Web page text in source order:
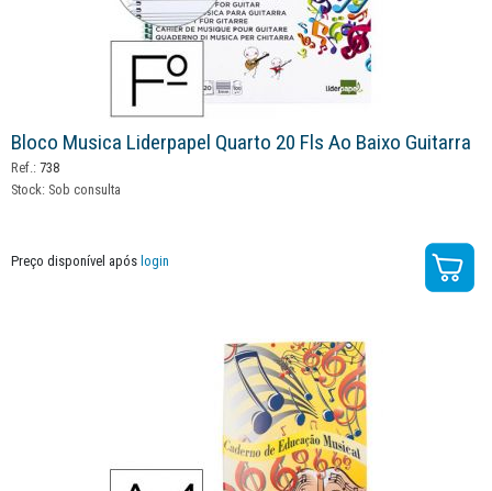
Bloco Musica Liderpapel Quarto 20 Fls Ao Baixo Guitarra
Ref.: 738
Stock: Sob consulta
Preço disponível após login